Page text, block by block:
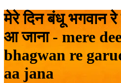
मेरे दिन बंधू भगवान
आ जाना - mere
bhagwan re
aa jana